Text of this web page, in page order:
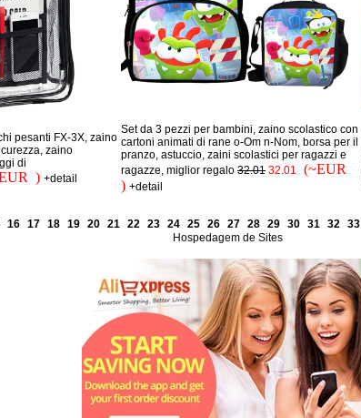
pesanti FX-3X, zaino
zaino
di
) +detail
Set da 3 pezzi per bambini, zaino scolastico con
cartoni animati di rane o-Om n-Nom, borsa per il
pranzo, astuccio, zaini scolastici per ragazzi e
ragazze, miglior regalo 32.01 32.01
(~EUR
) +detail
16 17 18 19 20 21 22 23 24 25 26 27 28 29 30 31 32 33
Hospedagem de Sites